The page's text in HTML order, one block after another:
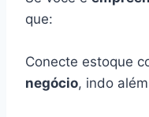
que:
Conecte estoque
negócio, indo